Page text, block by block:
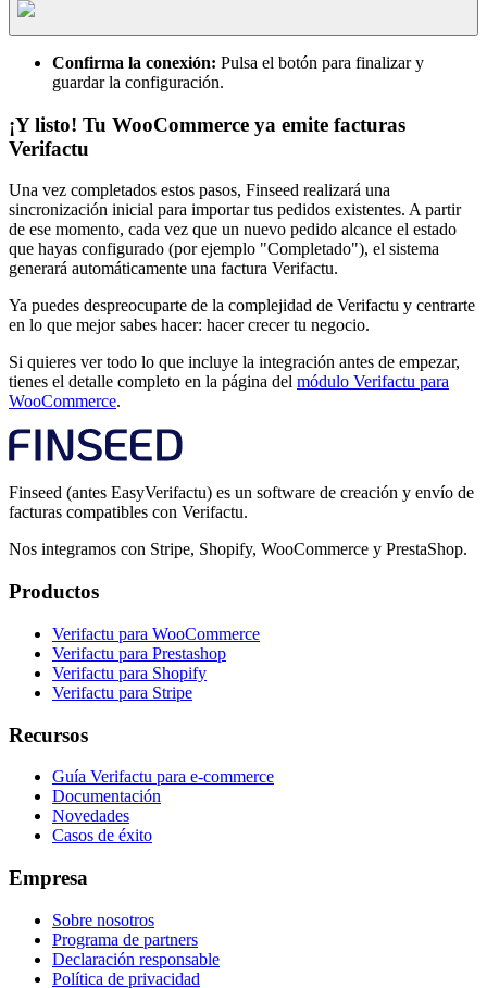
Confirma la conexión: Pulsa el botón para finalizar y
guardar la configuración.
¡Y listo! Tu WooCommerce ya emite facturas
Verifactu
Una vez completados estos pasos, Finseed realizará una
sincronización inicial para importar tus pedidos existentes. A partir
de ese momento, cada vez que un nuevo pedido alcance el estado
que hayas configurado (por ejemplo "Completado"), el sistema
generará automáticamente una factura Verifactu.
Ya puedes despreocuparte de la complejidad de Verifactu y centrarte
en lo que mejor sabes hacer: hacer crecer tu negocio.
Si quieres ver todo lo que incluye la integración antes de empezar,
tienes el detalle completo en la página del módulo Verifactu para
WooCommerce.
Finseed (antes EasyVerifactu) es un software de creación y envío de
facturas compatibles con Verifactu.
Nos integramos con Stripe, Shopify, WooCommerce y PrestaShop.
Productos
Verifactu para WooCommerce
Verifactu para Prestashop
Verifactu para Shopify
Verifactu para Stripe
Recursos
Guía Verifactu para e-commerce
Documentación
Novedades
Casos de éxito
Empresa
Sobre nosotros
Programa de partners
Declaración responsable
Política de privacidad